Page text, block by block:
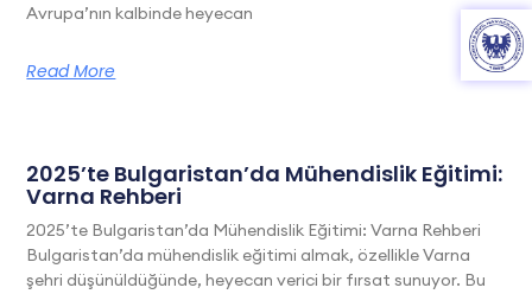
Avrupa’nın kalbinde heyecan
Read More
2025’te Bulgaristan’da Mühendislik Eğitimi:
Varna Rehberi
2025’te Bulgaristan’da Mühendislik Eğitimi: Varna Rehberi
Bulgaristan’da mühendislik eğitimi almak, özellikle Varna
şehri düşünüldüğünde, heyecan verici bir fırsat sunuyor. Bu